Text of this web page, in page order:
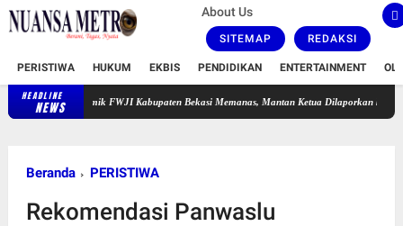
About Us
SITEMAP REDAKSI
PERISTIWA HUKUM EKBIS PENDIDIKAN ENTERTAINMENT
HEADLINE
NEWS
Polemik FWJI Kabupaten Bekasi Memanas, Mantan Ketua Dilaporkan ke Polisi Terkait
Beranda PERISTIWA
Rekomendasi Panwaslu